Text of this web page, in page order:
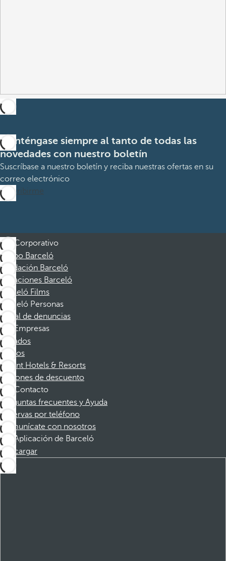
Manténgase siempre al tanto de todas las
novedades con nuestro boletín
Suscríbase a nuestro boletín y reciba nuestras ofertas en su
correo electrónico
Suscribirme
Corporativo
Grupo Barceló
Fundación Barceló
Vacaciones Barceló
Barceló Films
Barceló Personas
Canal de denuncias
Empresas
Afiliados
Socios
Dorint Hotels & Resorts
Cupones de descuento
Contacto
Preguntas frecuentes y Ayuda
Reservas por teléfono
Comunícate con nosotros
Aplicación de Barceló
Descargar